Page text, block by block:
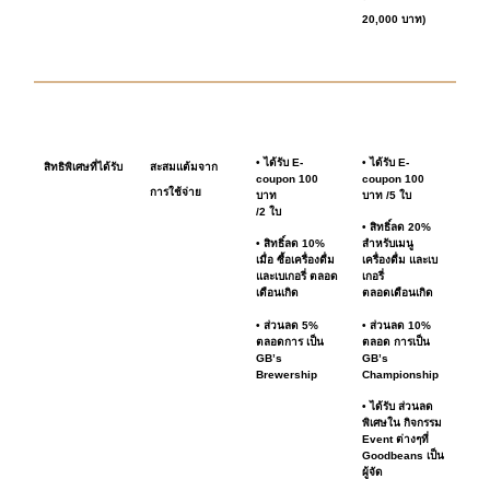
20,000 บาท)
สิทธิพิเศษที่ได้รับ สะสมแต้มจาก
การใช้จ่าย
• ได้รับ E-
coupon 100
บาท
/2 ใบ
• สิทธิ์ลด 10%
เมื่อ ซื้อเครื่องดื่ม
และเบเกอรี่ ตลอด
เดือนเกิด
• ส่วนลด 5%
ตลอดการ เป็น
GB’s
Brewership
• ได้รับ E-
coupon 100
บาท /5 ใบ
• สิทธิ์ลด 20%
สำหรับเมนู
เครื่องดื่ม และเบ
เกอรี่
ตลอดเดือนเกิด
• ส่วนลด 10%
ตลอด การเป็น
GB’s
Championship
• ได้รับ ส่วนลด
พิเศษใน กิจกรรม
Event ต่างๆที่
Goodbeans เป็น
ผู้จัด